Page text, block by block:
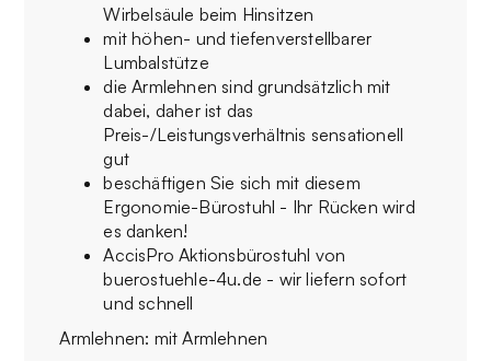
Wirbelsäule beim Hinsitzen
mit höhen- und tiefenverstellbarer
Lumbalstütze
die Armlehnen sind grundsätzlich mit
dabei, daher ist das
Preis-/Leistungsverhältnis sensationell
gut
beschäftigen Sie sich mit diesem
Ergonomie-Bürostuhl - Ihr Rücken wird
es danken!
AccisPro Aktionsbürostuhl von
buerostuehle-4u.de - wir liefern sofort
und schnell
Armlehnen: mit Armlehnen